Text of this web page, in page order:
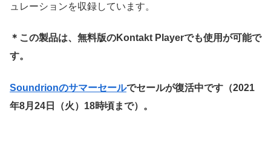
ュレーションを収録しています。
＊この製品は、無料版のKontakt Playerでも使用が可能で
す。
Soundrionのサマーセールでセールが復活中です（2021
年8月24日（火）18時頃まで）。